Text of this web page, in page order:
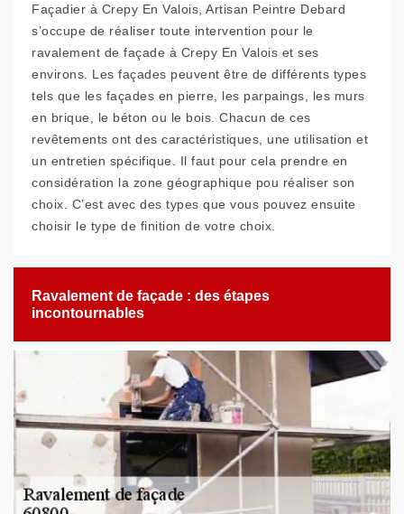
Façadier à Crepy En Valois, Artisan Peintre Debard
s’occupe de réaliser toute intervention pour le
ravalement de façade à Crepy En Valois et ses
environs. Les façades peuvent être de différents types
tels que les façades en pierre, les parpaings, les murs
en brique, le béton ou le bois. Chacun de ces
revêtements ont des caractéristiques, une utilisation et
un entretien spécifique. Il faut pour cela prendre en
considération la zone géographique pou réaliser son
choix. C’est avec des types que vous pouvez ensuite
choisir le type de finition de votre choix.
Ravalement de façade : des étapes
incontournables